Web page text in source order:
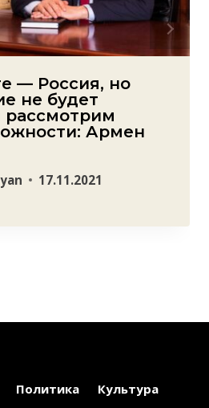
— Россия, но
не будет
Армен
17.11.2021
Политика Культура